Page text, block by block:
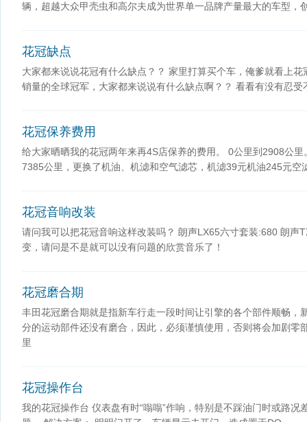
辆，超越大众甲壳虫和高尔夫成为世界单一品牌产量最大的车型，
花冠缺点
大家都来说说花冠有什么缺点？？ 家里打算买个车，俺爹就看上
销量的全球冠军，大家都来说说有什么缺点啊？？ 看看有没有忍受
花冠保养费用
给大家晒晒我的花冠两年来再4S店保养的费用。 0公里到2908公
7385公里，更换了机油、机滤和空气滤芯，机滤39元机油245元空
花冠音响改装
请问我可以把花冠音响这样改装吗？ 朗声LX65六寸套装:680 朗声
变，请问是不是就可以没有问题的欣赏音乐了！
花冠磨合期
丰田花冠磨合期就是指新车行走一段时间让引擎的各个部件顺畅，
分的运动部件还没有磨合，因此，必须谨慎使用，否则将会加剧零
里
花冠操作台
我的花冠操作台 仪表盘有时“嗡嗡”作响，特别是不踩油门时或路